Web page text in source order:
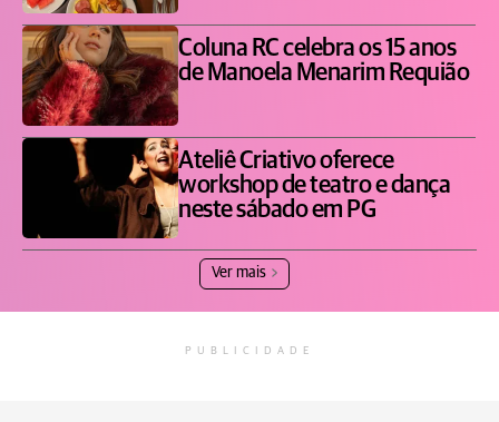
Coluna RC celebra os 15 anos
de Manoela Menarim Requião
Ateliê Criativo oferece
workshop de teatro e dança
neste sábado em PG
Ver mais
PUBLICIDADE